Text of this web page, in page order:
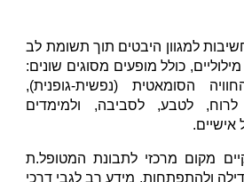
למגוון היבטים תוך תשומת לב
כולל מופעים מסוגים שונים:
הסומאטית (נפשית-גופנית),
לטבע, לסביבה, ולמימדים
אישיים.
מקום מרכזי לתבונת המטופל.ת
ולהתפתחות. מידע רב לגבי דרכי